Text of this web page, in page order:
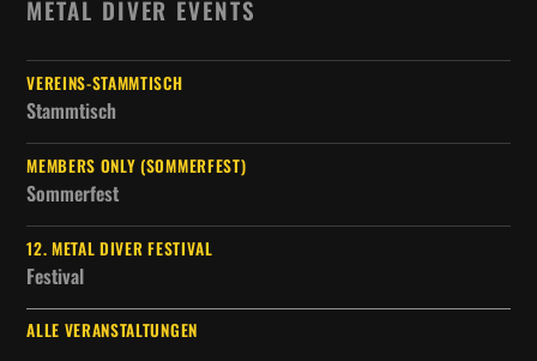
METAL DIVER EVENTS
VEREINS-STAMMTISCH
Stammtisch
MEMBERS ONLY (SOMMERFEST)
Sommerfest
12. METAL DIVER FESTIVAL
Festival
ALLE VERANSTALTUNGEN